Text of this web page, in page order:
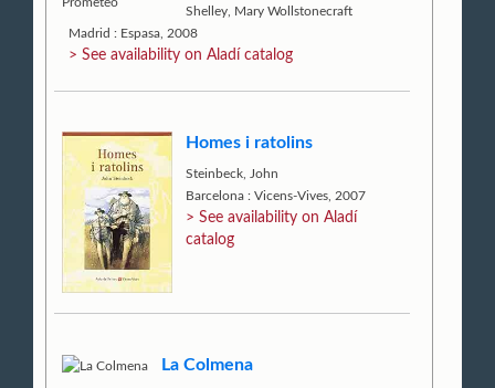
Shelley, Mary Wollstonecraft
Madrid : Espasa, 2008
> See availability on Aladí catalog
Homes i ratolins
Steinbeck, John
Barcelona : Vicens-Vives, 2007
> See availability on Aladí
catalog
La Colmena